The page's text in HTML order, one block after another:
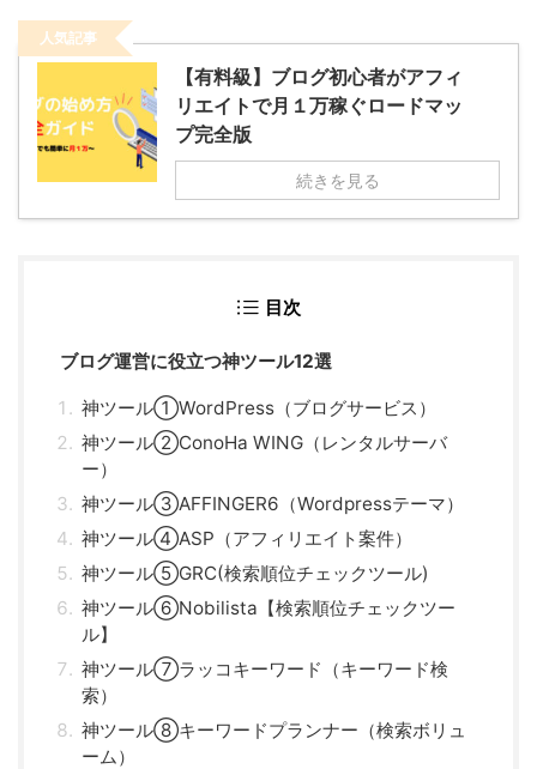
人気記事
【有料級】ブログ初心者がアフィ
リエイトで月１万稼ぐロードマッ
プ完全版
続きを見る
目次
ブログ運営に役立つ神ツール12選
神ツール①WordPress（ブログサービス）
神ツール②ConoHa WING（レンタルサーバ
ー）
神ツール③AFFINGER6（Wordpressテーマ）
神ツール④ASP（アフィリエイト案件）
神ツール⑤GRC(検索順位チェックツール)
神ツール⑥Nobilista【検索順位チェックツー
ル】
神ツール⑦ラッコキーワード（キーワード検
索）
神ツール⑧キーワードプランナー（検索ボリュ
ーム）